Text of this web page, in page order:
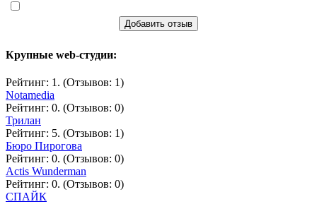
Добавить отзыв
Крупные web-студии:
Рейтинг: 1. (Отзывов: 1)
Notamedia
Рейтинг: 0. (Отзывов: 0)
Трилан
Рейтинг: 5. (Отзывов: 1)
Бюро Пирогова
Рейтинг: 0. (Отзывов: 0)
Actis Wunderman
Рейтинг: 0. (Отзывов: 0)
СПАЙК